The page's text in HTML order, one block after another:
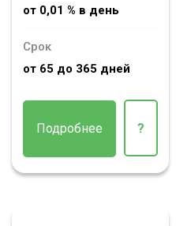
от 0,01 % в день
Срок
от 65 до 365 дней
Подробнее ?